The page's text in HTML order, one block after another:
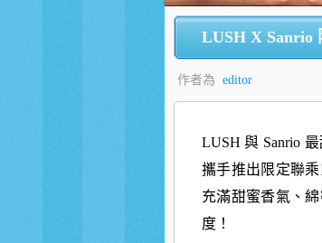
LUSH X Sanrio
作者為 editor
LUSH 與 Sanrio
攜手推出限定聯
充滿甜蜜香氣、
度！